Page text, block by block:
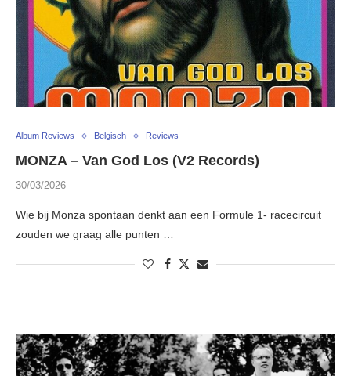
Album Reviews Belgisch Reviews
MONZA – Van God Los (V2 Records)
30/03/2026
Wie bij Monza spontaan denkt aan een Formule 1- racecircuit
zouden we graag alle punten …